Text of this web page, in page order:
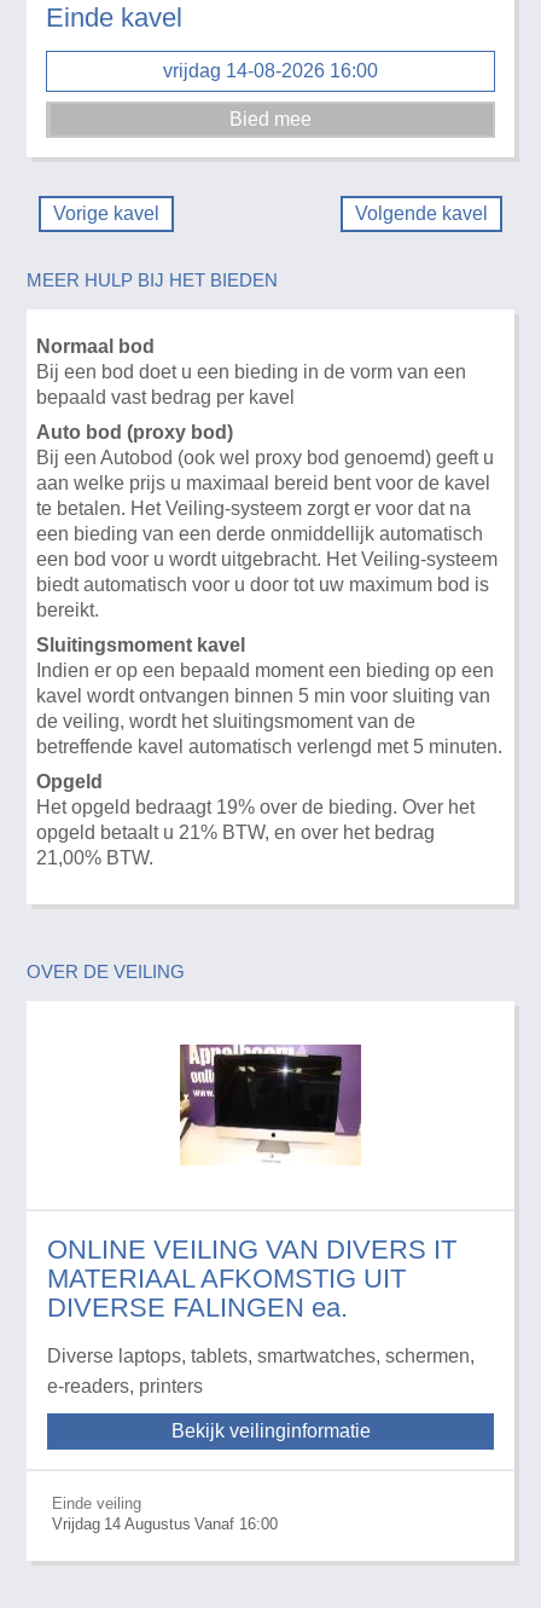
Einde kavel
vrijdag 14-08-2026 16:00
Vorige kavel Volgende kavel
MEER HULP BIJ HET BIEDEN
Normaal bod
Bij een bod doet u een bieding in de vorm van een
bepaald vast bedrag per kavel
Auto bod (proxy bod)
Bij een Autobod (ook wel proxy bod genoemd) geeft u
aan welke prijs u maximaal bereid bent voor de kavel
te betalen. Het Veiling-systeem zorgt er voor dat na
een bieding van een derde onmiddellijk automatisch
een bod voor u wordt uitgebracht. Het Veiling-systeem
biedt automatisch voor u door tot uw maximum bod is
bereikt.
Sluitingsmoment kavel
Indien er op een bepaald moment een bieding op een
kavel wordt ontvangen binnen 5 min voor sluiting van
de veiling, wordt het sluitingsmoment van de
betreffende kavel automatisch verlengd met 5 minuten.
Opgeld
Het opgeld bedraagt 19% over de bieding. Over het
opgeld betaalt u 21% BTW, en over het bedrag
21,00% BTW.
OVER DE VEILING
ONLINE VEILING VAN DIVERS IT
MATERIAAL AFKOMSTIG UIT
DIVERSE FALINGEN ea.
Diverse laptops, tablets, smartwatches, schermen,
e-readers, printers
Bekijk veilinginformatie
Einde veiling
Vrijdag 14 Augustus Vanaf 16:00